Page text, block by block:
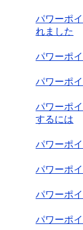
パワーポ
れました
パワーポ
パワーポ
パワーポ
するには
パワーポ
パワーポ
パワーポ
パワーポ